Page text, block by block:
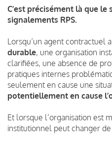
C’est précisément là que le
signalements RPS.
Lorsqu’un agent contractuel
durable, une organisation
clarifiées, une absence de
pratiques internes
seulement en cause une
potentiellement en cause
Et lorsque l’organisation est
institutionnel peut changer de